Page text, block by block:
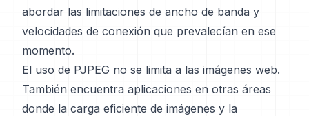
abordar las limitaciones de ancho de banda y
velocidades de conexión que prevalecían en ese
momento.
El uso de PJPEG no se limita a las imágenes web.
También encuentra aplicaciones en otras áreas
donde la carga eficiente de imágenes y la